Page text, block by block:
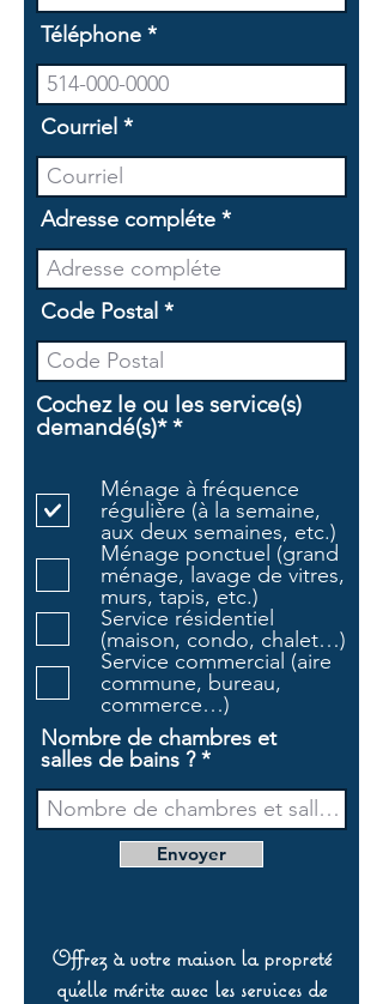
Téléphone
Courriel
Adresse compléte
Code Postal
Cochez le ou les service(s)
demandé(s)* *O
g
a
t
o
i
r
e
Ménage à fréquence
régulière (à la semaine,
aux deux semaines, etc.)
Ménage ponctuel (grand
ménage, lavage de vitres,
murs, tapis, etc.)
Service résidentiel
(maison, condo, chalet…)
Service commercial (aire
commune, bureau,
commerce…)
Nombre de chambres et
salles de bains ?
Envoyer
Offrez à votre maison la propreté
qu’elle mérite avec les services de